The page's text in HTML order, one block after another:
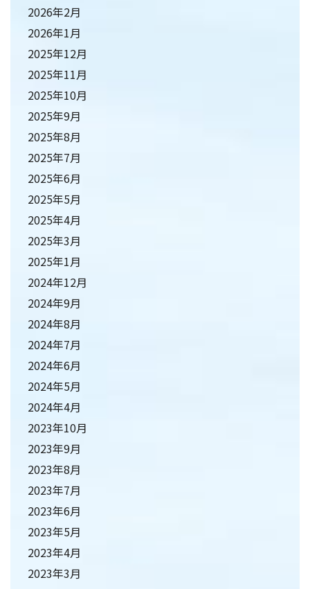
2026年2月
2026年1月
2025年12月
2025年11月
2025年10月
2025年9月
2025年8月
2025年7月
2025年6月
2025年5月
2025年4月
2025年3月
2025年1月
2024年12月
2024年9月
2024年8月
2024年7月
2024年6月
2024年5月
2024年4月
2023年10月
2023年9月
2023年8月
2023年7月
2023年6月
2023年5月
2023年4月
2023年3月